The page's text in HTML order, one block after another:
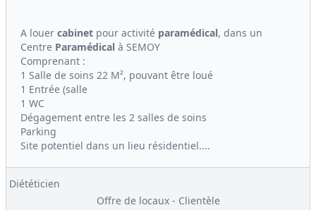
A louer cabinet pour activité paramédical, dans un
Centre Paramédical à SEMOY
Comprenant :
1 Salle de soins 22 M², pouvant être loué
1 Entrée (salle
1 WC
Dégagement entre les 2 salles de soins
Parking
Site potentiel dans un lieu résidentiel....
Diététicien
Offre de locaux - Clientèle